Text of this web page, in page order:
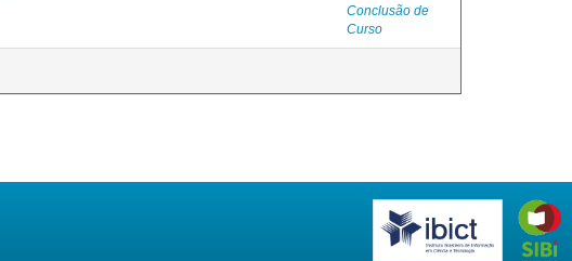
Conclusão de
Curso